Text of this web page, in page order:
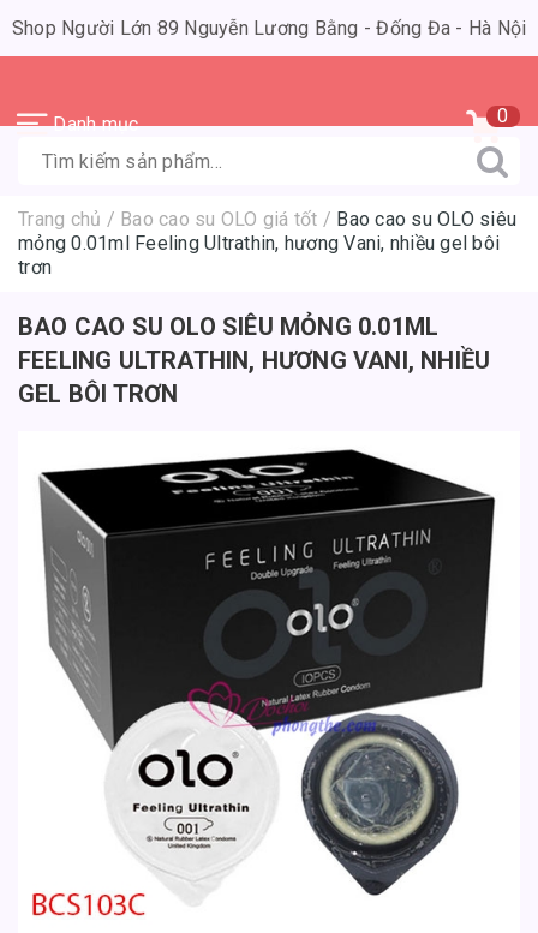
Shop Người Lớn 89 Nguyễn Lương Bằng - Đống Đa - Hà Nội
Danh mục 0
Trang chủ / Bao cao su OLO giá tốt / Bao cao su OLO siêu
mỏng 0.01ml Feeling Ultrathin, hương Vani, nhiều gel bôi
trơn
BAO CAO SU OLO SIÊU MỎNG 0.01ML
FEELING ULTRATHIN, HƯƠNG VANI, NHIỀU
GEL BÔI TRƠN